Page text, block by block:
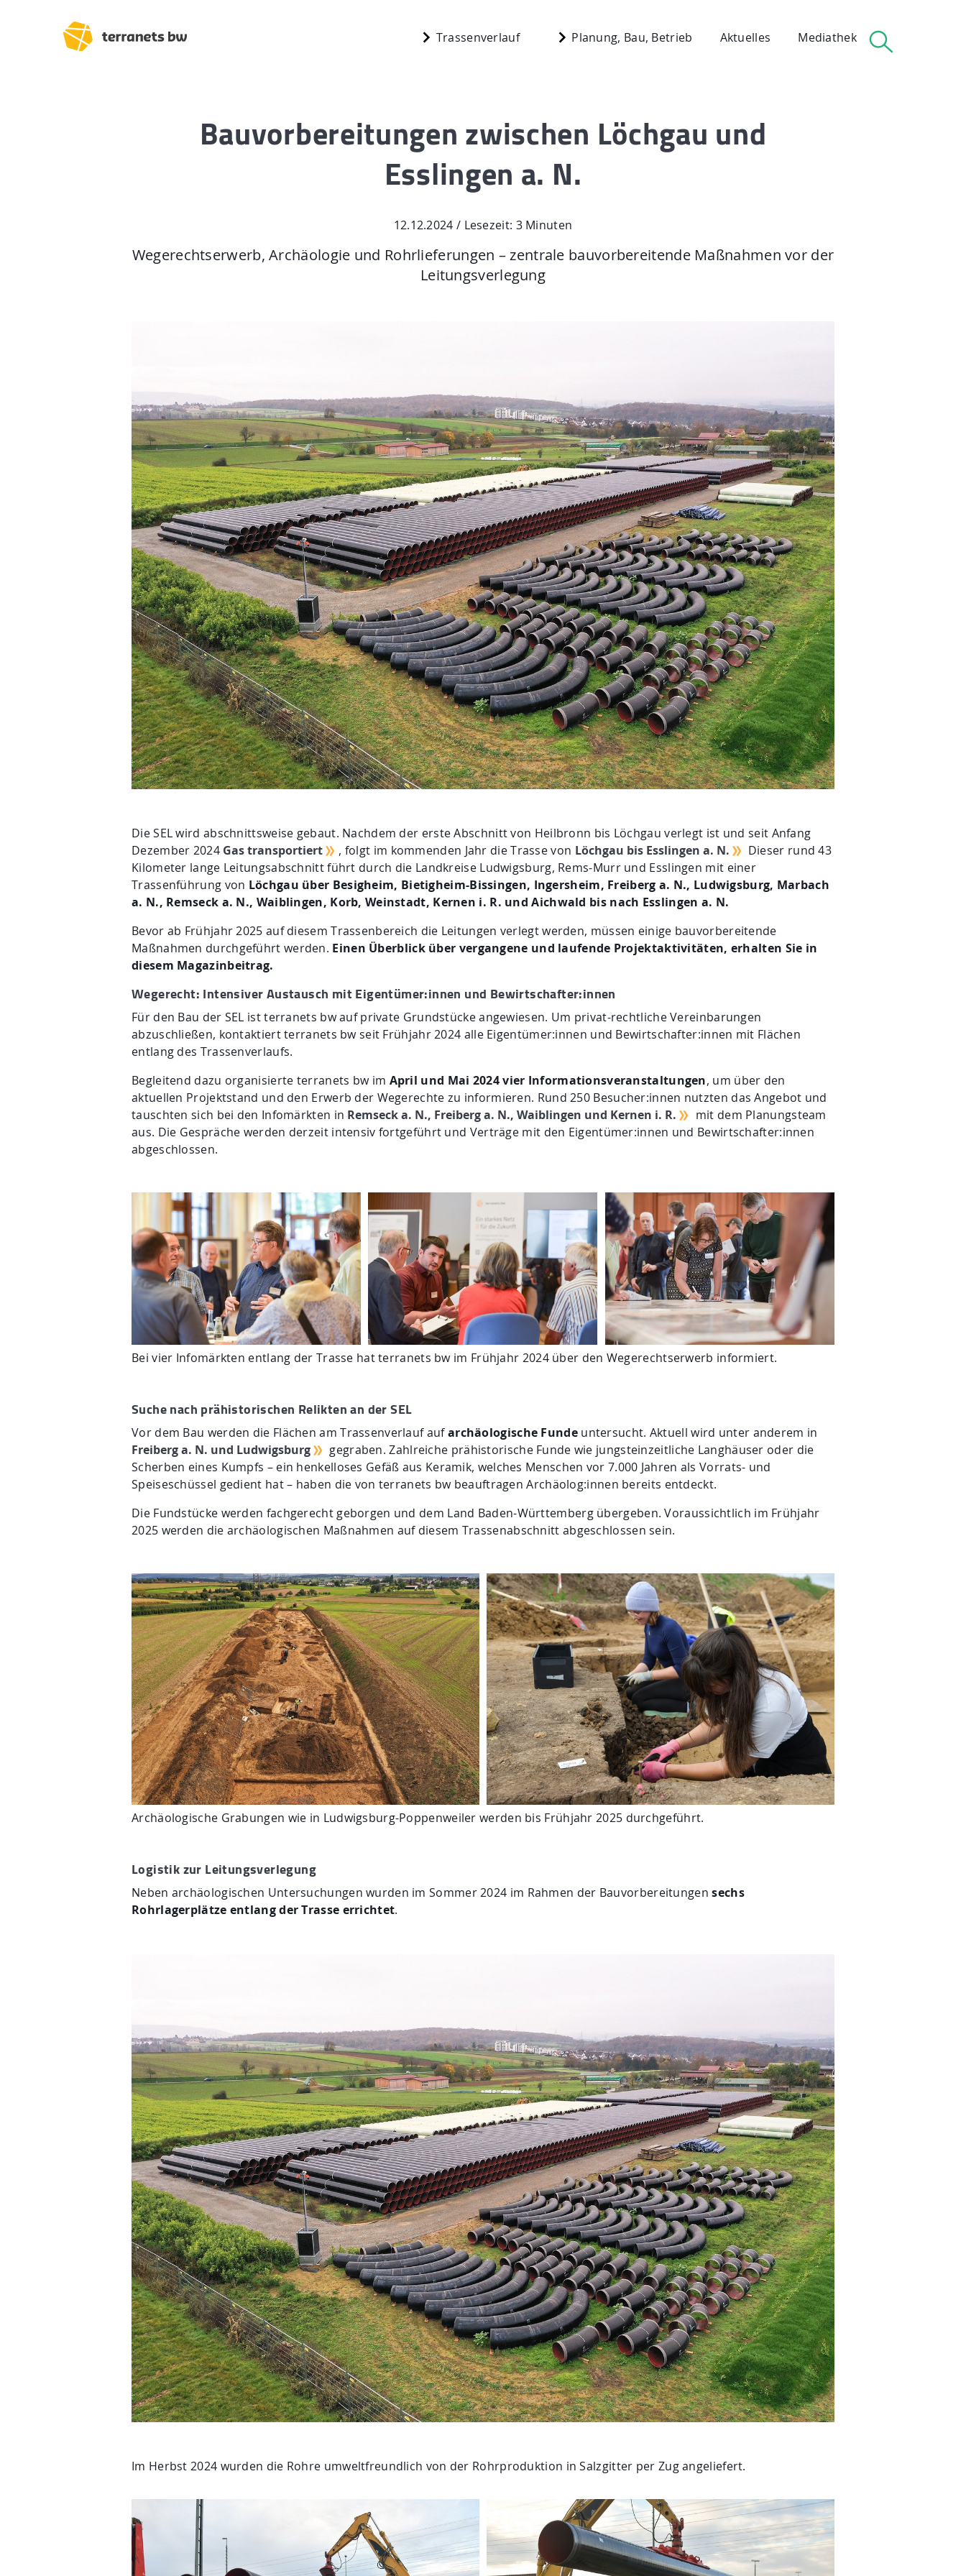
Trassenverlauf Planung, Bau, Betrieb Aktuelles Mediathek
Trassenverlauf SEL:
Heilbronn – Löchgau
Start
Planung, Bau, Betrieb
Aktuelles
Mediathek
Bauvorbereitungen zwischen Löchgau und
Esslingen a. N.
12.12.2024 / Lesezeit: 3 Minuten
Wegerechtserwerb, Archäologie und Rohrlieferungen – zentrale bauvorbereitende Maßnahmen vor der
Leitungsverlegung
Die SEL wird abschnittsweise gebaut. Nachdem der erste Abschnitt von Heilbronn bis Löchgau verlegt ist und seit Anfang
Dezember 2024 Gas transportiert , folgt im kommenden Jahr die Trasse von Löchgau bis Esslingen a. N.
Dieser rund 43
Kilometer lange Leitungsabschnitt führt durch die Landkreise Ludwigsburg, Rems-Murr und Esslingen mit einer
Trassenführung von Löchgau über Besigheim, Bietigheim-Bissingen, Ingersheim, Freiberg a. N., Ludwigsburg, Marbach
a. N., Remseck a. N., Waiblingen, Korb, Weinstadt, Kernen i. R. und Aichwald bis nach Esslingen a. N.
Bevor ab Frühjahr 2025 auf diesem Trassenbereich die Leitungen verlegt werden, müssen einige bauvorbereitende
Maßnahmen durchgeführt werden. Einen Überblick über vergangene und laufende Projektaktivitäten, erhalten Sie in
diesem Magazinbeitrag.
Wegerecht: Intensiver Austausch mit Eigentümer:innen und Bewirtschafter:innen
Für den Bau der SEL ist terranets bw auf private Grundstücke angewiesen. Um privat-rechtliche Vereinbarungen
abzuschließen, kontaktiert terranets bw seit Frühjahr 2024 alle Eigentümer:innen und Bewirtschafter:innen mit Flächen
entlang des Trassenverlaufs.
Begleitend dazu organisierte terranets bw im April und Mai 2024 vier Informationsveranstaltungen, um über den
aktuellen Projektstand und den Erwerb der Wegerechte zu informieren. Rund 250 Besucher:innen nutzten das Angebot und
tauschten sich bei den Infomärkten in Remseck a. N., Freiberg a. N., Waiblingen und Kernen i. R.
mit dem Planungsteam
aus. Die Gespräche werden derzeit intensiv fortgeführt und Verträge mit den Eigentümer:innen und Bewirtschafter:innen
abgeschlossen.
Bei vier Infomärkten entlang der Trasse hat terranets bw im Frühjahr 2024 über den Wegerechtserwerb informiert.
Suche nach prähistorischen Relikten an der SEL
Vor dem Bau werden die Flächen am Trassenverlauf aufarchäologische Fundeuntersucht. Aktuell wird unter anderem in
Freiberg a. N. und Ludwigsburg
gegraben. Zahlreiche prähistorische Funde wie jungsteinzeitliche Langhäuser oder die
Scherben eines Kumpfs – ein henkelloses Gefäß aus Keramik, welches Menschen vor 7.000 Jahren als Vorrats- und
Speiseschüssel gedient hat – haben die von terranets bw beauftragen Archäolog:innen bereits entdeckt.
Die Fundstücke werden fachgerecht geborgen und dem Land Baden-Württemberg übergeben. Voraussichtlich im Frühjahr
2025 werden die archäologischen Maßnahmen auf diesem Trassenabschnitt abgeschlossen sein.
Archäologische Grabungen wie in Ludwigsburg-Poppenweiler werden bis Frühjahr 2025 durchgeführt.
Logistik zur Leitungsverlegung
Neben archäologischen Untersuchungen wurden im Sommer 2024 im Rahmen der Bauvorbereitungensechs
Rohrlagerplätze entlang der Trasse errichtet.
Im Herbst 2024 wurden die Rohre umweltfreundlich von der Rohrproduktion in Salzgitter per Zug angeliefert.